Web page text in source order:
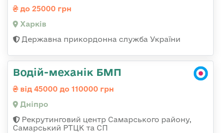
до 25000 грн
Харків
Державна прикордонна служба України
Водій-механік БМП
від 45000 до 110000 грн
Дніпро
Рекрутинговий центр Самарського району,
Самарський РТЦК та СП